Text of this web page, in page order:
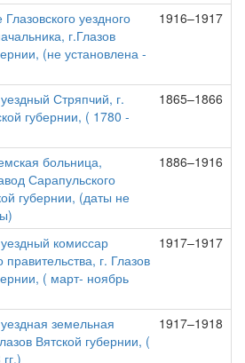
уездного
г.Глазов
(не установлена -
1916–1917
Стряпчий, г.
губернии, ( 1780 -
1865–1866
больница,
Сарапульского
губернии, (даты не
1886–1916
комиссар
г. Глазов
( март- ноябрь
1917–1917
земельная
Вятской губернии, (
1917–1918